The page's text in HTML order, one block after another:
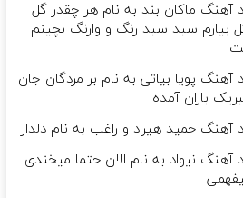
آهنگ ماکان بند به نام هر چقدر گل
بیارم سبد سبد رنگ و وارنگ بچینم
آهنگ پویا بیاتی به نام بر مردگان جان
باران آمده
آهنگ حمید هیراد و راغب به نام دلدار
آهنگ نیواد به نام الان حتما میخندی